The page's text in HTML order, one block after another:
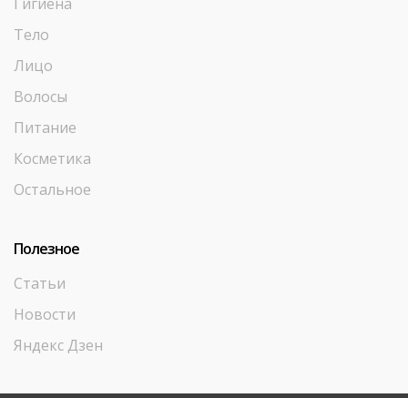
Тело
Лицо
Волосы
Питание
Косметика
Остальное
Полезное
Статьи
Новости
Яндекс Дзен